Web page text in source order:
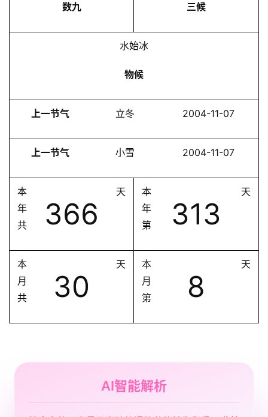
数九 三候
水始冰
物候
上一节气 立冬 2004-11-07
上一节气 小雪 2004-11-07
本
年
共
366
天
本
年
第
313
天
本
月
共
30
天
本
月
第
8
天
AI智能解析